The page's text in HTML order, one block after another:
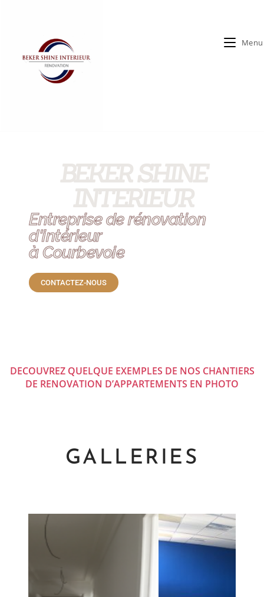
Menu
BEKER SHINE
INTERIEUR
Entreprise de rénovation
d'intérieur
à Courbevoie
CONTACTEZ-NOUS
DECOUVREZ QUELQUE EXEMPLES DE NOS CHANTIERS
DE RENOVATION D’APPARTEMENTS EN PHOTO
GALLERIES